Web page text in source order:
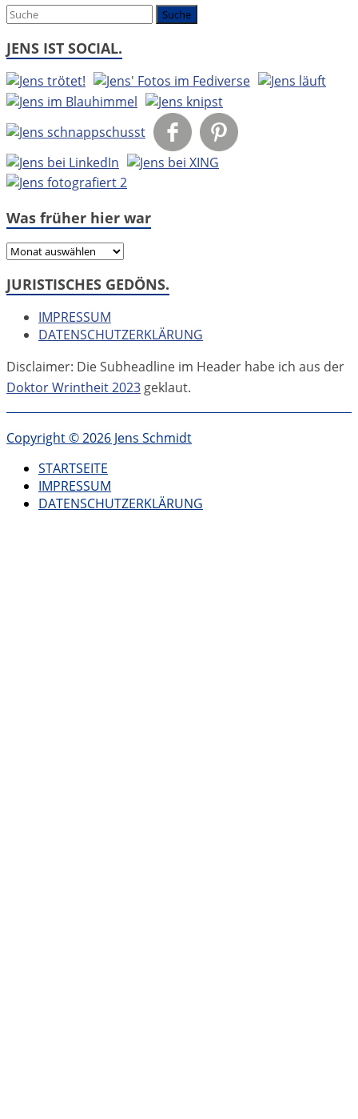
JENS IST SOCIAL.
Was früher hier war
Was
hier
JURISTISCHES GEDÖNS.
IMPRESSUM
DATENSCHUTZERKLÄRUNG
Disclaimer: Die Subheadline im Header habe ich aus der
Doktor Wrintheit 2023 geklaut.
Copyright © 2026 Jens Schmidt
STARTSEITE
IMPRESSUM
DATENSCHUTZERKLÄRUNG